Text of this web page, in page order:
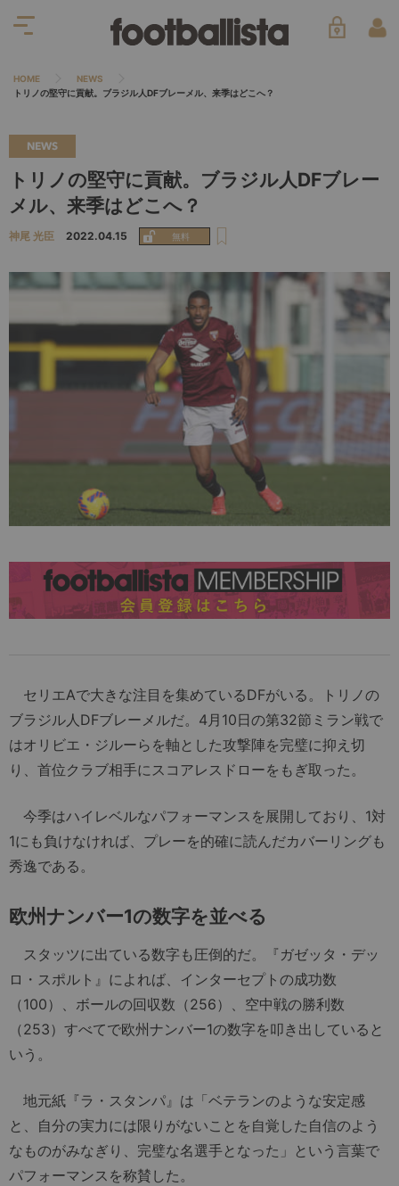
HOME
NEWS
トリノの堅守に貢献。ブラジル人DFブレーメル、来季はどこへ？
NEWS
トリノの堅守に貢献。ブラジル人DFブレー
メル、来季はどこへ？
神尾 光臣 2022.04.15
セリエAで大きな注目を集めているDFがいる。トリノの
ブラジル人DFブレーメルだ。4月10日の第32節ミラン戦で
はオリビエ・ジルーらを軸とした攻撃陣を完璧に抑え切
り、首位クラブ相手にスコアレスドローをもぎ取った。
今季はハイレベルなパフォーマンスを展開しており、1対
1にも負けなければ、プレーを的確に読んだカバーリングも
秀逸である。
欧州ナンバー1の数字を並べる
スタッツに出ている数字も圧倒的だ。『ガゼッタ・デッ
ロ・スポルト』によれば、インターセプトの成功数
（100）、ボールの回収数（256）、空中戦の勝利数
（253）すべてで欧州ナンバー1の数字を叩き出していると
いう。
地元紙『ラ・スタンパ』は「ベテランのような安定感
と、自分の実力には限りがないことを自覚した自信のよう
なものがみなぎり、完璧な名選手となった」という言葉で
パフォーマンスを称賛した。